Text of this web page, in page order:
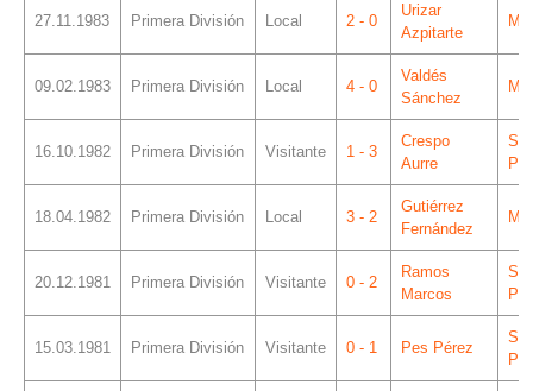
27.11.1983 Primera División Local 2 - 0
Urizar
Azpitarte
09.02.1983 Primera División Local 4 - 0
Valdés
Sánchez
16.10.1982 Primera División Visitante 1 - 3
Crespo
Aurre
18.04.1982 Primera División Local 3 - 2
Gutiérrez
Fernández
20.12.1981 Primera División Visitante 0 - 2
Ramos
Marcos
15.03.1981 Primera División Visitante 0 - 1 Pes Pérez